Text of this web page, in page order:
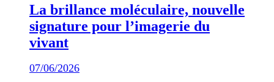
La brillance moléculaire, nouvelle
signature pour l’imagerie du
vivant
07/06/2026